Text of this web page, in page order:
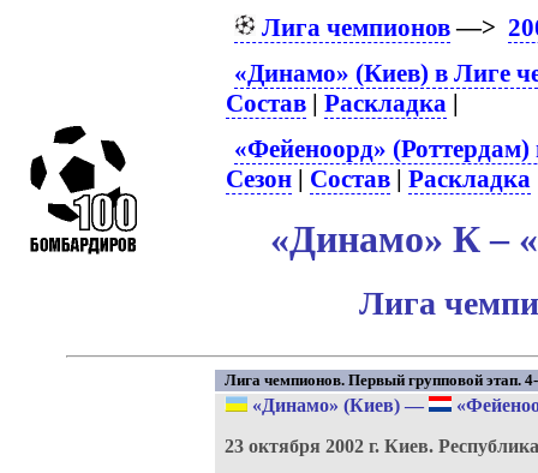
Лига чемпионов—>
«Динамо» (Киев) в Лиге
Состав |Раскладка |
«Фейеноорд»
Сезон | Состав |Раскладка
«Динамо» К –
Лига
Лига чемпионов. Первый групповой этап.
«Динамо» (Киев)—
23 октября 2002 г. Киев.